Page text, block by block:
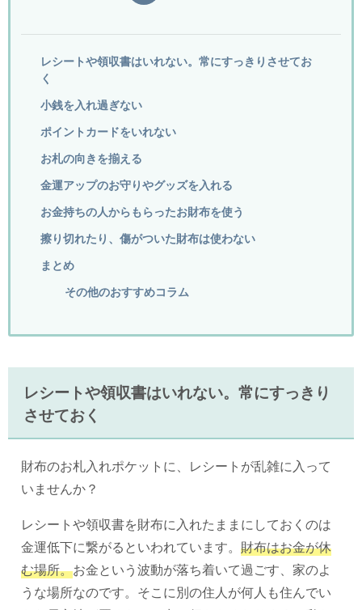
レシートや領収書はいれない。常にすっきりさせてお
く
小銭を入れ過ぎない
ポイントカードをいれない
お札の向きを揃える
金運アップのお守りやグッズを入れる
お金持ちの人からもらったお財布を使う
擦り切れたり、傷がついた財布は使わない
まとめ
その他のおすすめコラム
レシートや領収書はいれない。常にすっきり
させておく
財布のお札入れポケットに、レシートが乱雑に入って
いませんか？
レシートや領収書を財布に入れたままにしておくのは
金運低下に繋がるといわれています。 財布はお金が休
む場所。お金という波動が落ち着いて過ごす、家のよ
うな場所なのです。そこに別の住人が何人も住んでい